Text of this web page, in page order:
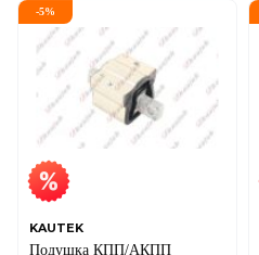
-5%
KAUTEK
Подушка КПП/АКПП